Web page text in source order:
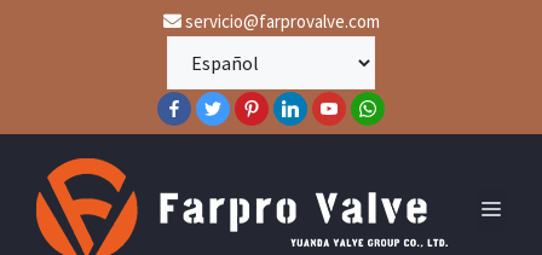
servicio@farprovalve.com